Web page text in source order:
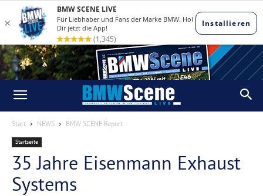
Start NEWS BMW SCENE Report
Startseite
35 Jahre Eisenmann Exhaust
Systems